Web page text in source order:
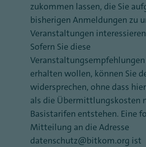
zukommen lassen, die Sie
bisherigen Anmeldungen zu
Veranstaltungen
Sofern Sie diese
erhalten wollen, können Sie
widersprechen, ohne dass
als die Übermittlungskosten
Basistarifen entstehen. Eine
Mitteilung an die Adresse
datenschutz@bitkom.org ist